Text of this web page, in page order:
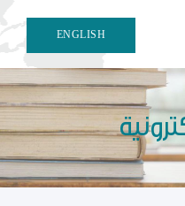
ENGLISH
معايير وقرارات الزكاة